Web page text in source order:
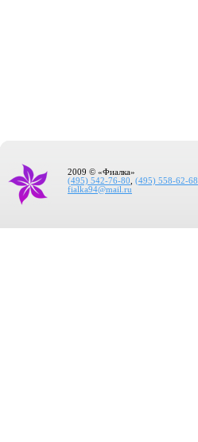
2009 © «Фиалка»
(495) 542-76-80
(495) 558-62-68
fialka94@mail.ru